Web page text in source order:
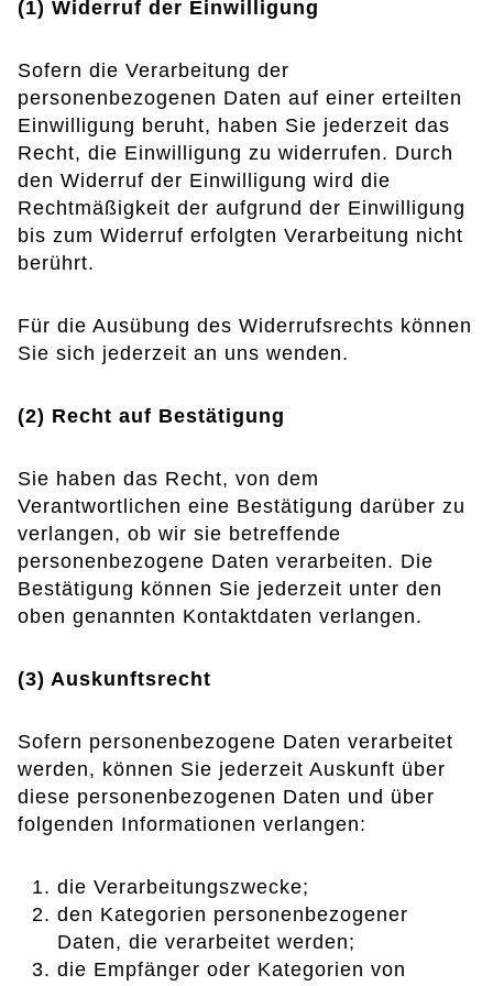
(1) Widerruf der Einwilligung
Sofern die Verarbeitung der
personenbezogenen Daten auf einer erteilten
Einwilligung beruht, haben Sie jederzeit das
Recht, die Einwilligung zu widerrufen. Durch
den Widerruf der Einwilligung wird die
Rechtmäßigkeit der aufgrund der Einwilligung
bis zum Widerruf erfolgten Verarbeitung nicht
berührt.
Für die Ausübung des Widerrufsrechts können
Sie sich jederzeit an uns wenden.
(2) Recht auf Bestätigung
Sie haben das Recht, von dem
Verantwortlichen eine Bestätigung darüber zu
verlangen, ob wir sie betreffende
personenbezogene Daten verarbeiten. Die
Bestätigung können Sie jederzeit unter den
oben genannten Kontaktdaten verlangen.
(3) Auskunftsrecht
Sofern personenbezogene Daten verarbeitet
werden, können Sie jederzeit Auskunft über
diese personenbezogenen Daten und über
folgenden Informationen verlangen:
die Verarbeitungszwecke;
den Kategorien personenbezogener
Daten, die verarbeitet werden;
die Empfänger oder Kategorien von